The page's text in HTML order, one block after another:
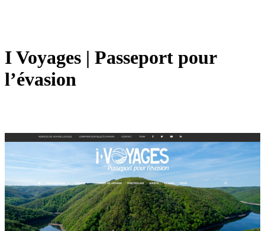
I Voyages | Passeport pour
l’évasion